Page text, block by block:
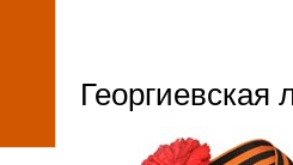
Георгиевская